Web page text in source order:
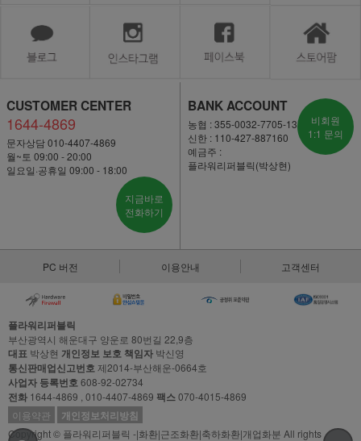
CUSTOMER CENTER
1644-4869
문자상담 010-4407-4869
월~토 09:00 - 20:00
일요일·공휴일 09:00 - 18:00
지금바로
전화하기
BANK ACCOUNT
농협 : 355-0032-7705-13
신한 : 110-427-887160
예금주 :
플라워리퍼블릭(박상현)
비회원
1:1 문의
PC 버전 이용안내 고객센터
플라워리퍼블릭
부산광역시 해운대구 양운로 80번길 22,9층
대표 박상현 개인정보 보호 책임자 박신영
통신판매업신고번호제2014-부산해운-0664호
사업자 등록번호608-92-02734
전화 1644-4869 , 010-4407-4869 팩스070-4015-4869
이용약관
개인정보처리방침
Copyright © 플라워리퍼블릭 -|화환|근조화환|축하화환|개업화분 All rights